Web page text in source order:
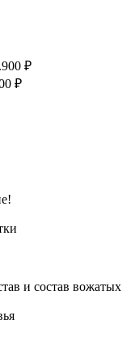
₽
₽
и состав вожатых